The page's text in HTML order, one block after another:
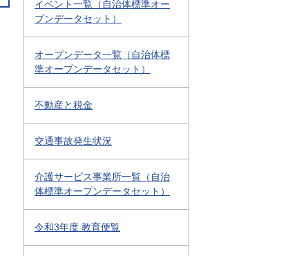
イベント一覧（自治体標準オー
プンデータセット）
オープンデータ一覧（自治体標
準オープンデータセット）
不動産と税金
交通事故発生状況
介護サービス事業所一覧（自治
体標準オープンデータセット）
令和3年度 教育便覧